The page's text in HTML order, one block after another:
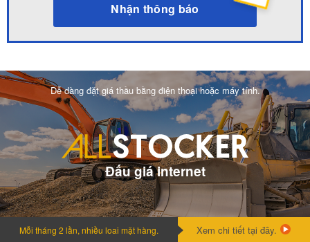
Nhận thông báo
Dễ dàng đặt giá thầu bằng điện thoại hoặc máy tính.
Đấu giá internet
Mỗi tháng 2 lần, nhiều loai mặt hàng. Xem chi tiết tại đây.